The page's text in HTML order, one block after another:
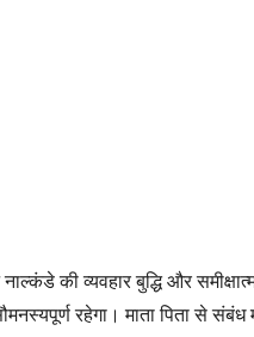
की व्यवहार बुद्धि और
रहेगा। माता पिता से